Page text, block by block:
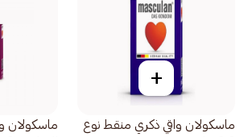
+
ماسكولان واقي ذكري منقط نوع
ماسكولان